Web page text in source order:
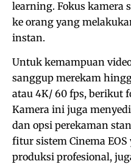
learning. Fokus kamera
ke orang yang
instan.
Untuk kemampuan
sanggup merekam
atau 4K/ 60 fps, berikut
Kamera ini juga
dan opsi perekaman
fitur sistem Cinema
produksi profesional,